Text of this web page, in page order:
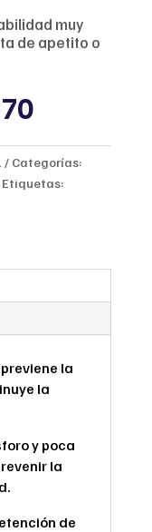
muy
de apetito o
Current
price
is:
Categorías:
Etiquetas:
la
la
y poca
la
de